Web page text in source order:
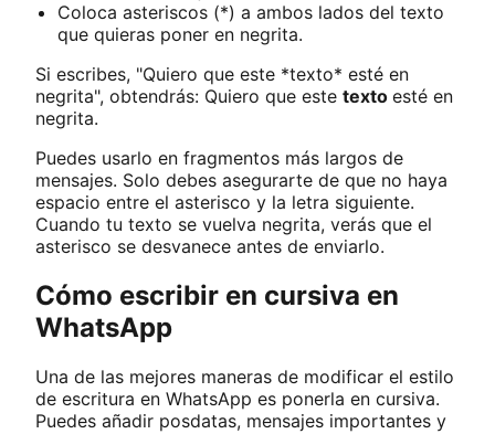
Coloca asteriscos (*) a ambos lados del texto
que quieras poner en negrita.
Si escribes, "Quiero que este *texto* esté en
negrita", obtendrás: Quiero que este texto esté en
negrita.
Puedes usarlo en fragmentos más largos de
mensajes. Solo debes asegurarte de que no haya
espacio entre el asterisco y la letra siguiente.
Cuando tu texto se vuelva negrita, verás que el
asterisco se desvanece antes de enviarlo.
Cómo escribir en cursiva en
WhatsApp
Una de las mejores maneras de modificar el estilo
de escritura en WhatsApp es ponerla en cursiva.
Puedes añadir posdatas, mensajes importantes y